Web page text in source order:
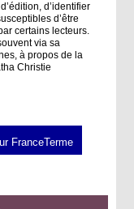
d’identifier
d’être
certains lecteurs.
via sa
à propos de la
Christie
FranceTerme